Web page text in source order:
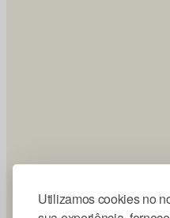
Utilizamos cookies no